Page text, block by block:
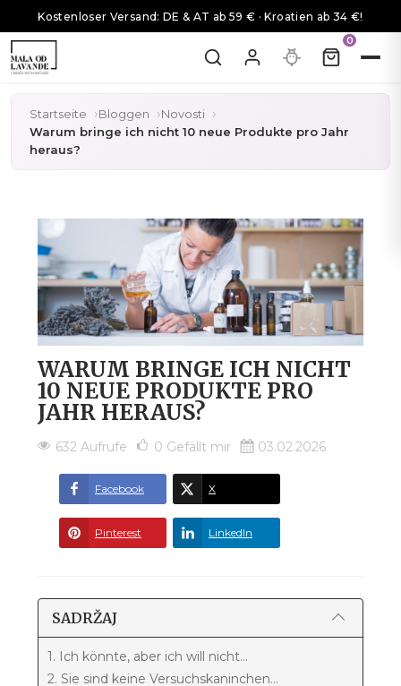
Kostenloser Versand: DE & AT ab 59 € · Kroatien ab 34 €!
0
Startseite Bloggen
Novosti
Warum bringe ich nicht 10 neue Produkte pro Jahr
heraus?
WARUM BRINGE ICH NICHT
10 NEUE PRODUKTE PRO
JAHR HERAUS?
632 Aufrufe 0 Gefällt mir 03.02.2026
Facebook X
Pinterest LinkedIn
SADRŽAJ
1. Ich könnte, aber ich will nicht...
2. Sie sind keine Versuchskaninchen...